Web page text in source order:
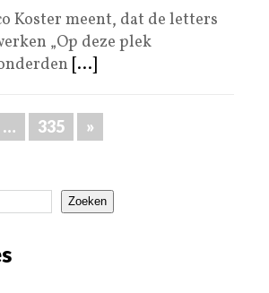
Koster meent, dat de letters
„Op deze plek
[...]
… 335 »
Zoeken